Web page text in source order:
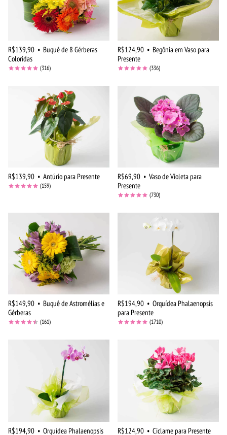
R$139,90 • Buquê de 8 Gérberas
Coloridas
(316)
R$124,90 • Begônia em Vaso para
Presente
(336)
R$139,90 • Antúrio para Presente
(159)
R$69,90 • Vaso de Violeta para
Presente
(730)
R$149,90 • Buquê de Astromélias e
Gérberas
(161)
R$194,90 • Orquídea Phalaenopsis
para Presente
(1710)
R$194,90 • Orquídea Phalaenopsis
R$124,90 • Ciclame para Presente